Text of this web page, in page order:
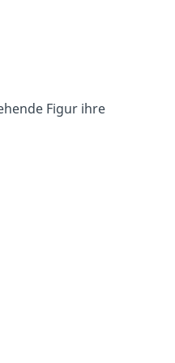
Figur ihre